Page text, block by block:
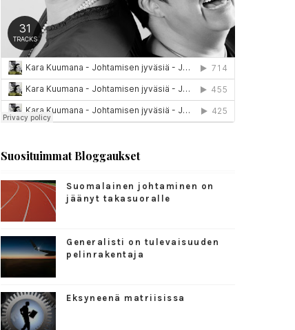
Suosituimmat Bloggaukset
Suomalainen johtaminen on
jäänyt takasuoralle
Generalisti on tulevaisuuden
pelinrakentaja
Eksyneenä matriisissa